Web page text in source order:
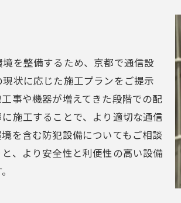
を整備するため、京都で通信設
状に応じた施工プランをご提示
事や機器が増えてきた段階での配
施工することで、より適切な通信
を含む防犯設備についてもご相談
、より安全性と利便性の高い設備